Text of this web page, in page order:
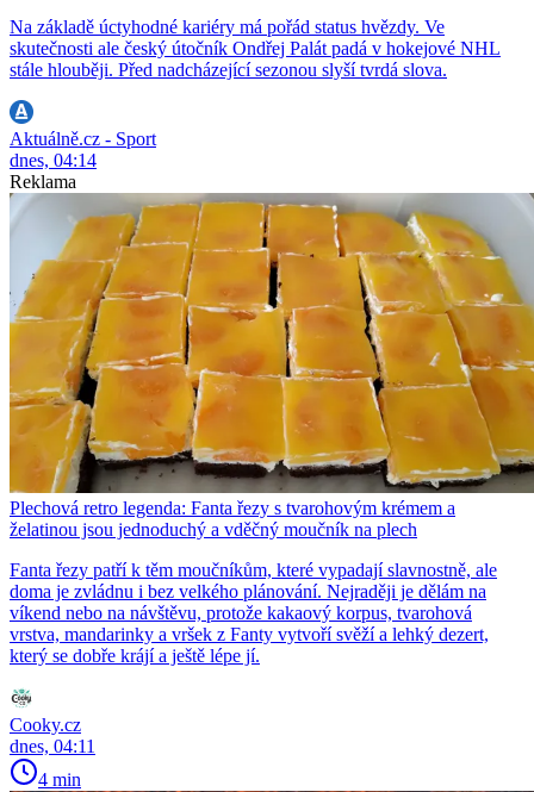
Na základě úctyhodné kariéry má pořád status hvězdy. Ve
skutečnosti ale český útočník Ondřej Palát padá v hokejové NHL
stále hlouběji. Před nadcházející sezonou slyší tvrdá slova.
Aktuálně.cz - Sport
dnes, 04:14
Reklama
Plechová retro legenda: Fanta řezy s tvarohovým krémem a
želatinou jsou jednoduchý a vděčný moučník na plech
Fanta řezy patří k těm moučníkům, které vypadají slavnostně, ale
doma je zvládnu i bez velkého plánování. Nejraději je dělám na
víkend nebo na návštěvu, protože kakaový korpus, tvarohová
vrstva, mandarinky a vršek z Fanty vytvoří svěží a lehký dezert,
který se dobře krájí a ještě lépe jí.
Cooky.cz
dnes, 04:11
4 min